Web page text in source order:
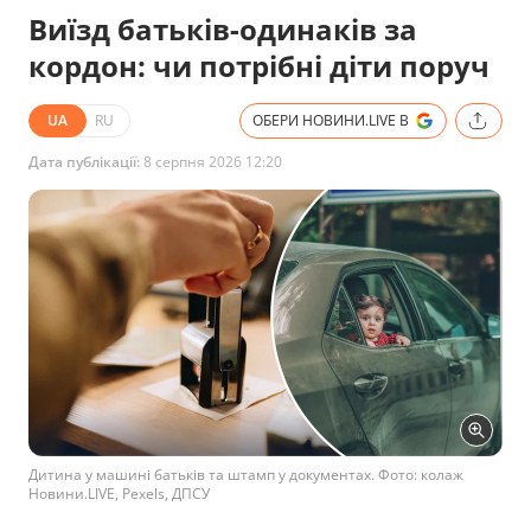
Виїзд батьків-одинаків за
кордон: чи потрібні діти поруч
UA RU ОБЕРИ НОВИНИ.LIVE В
Дата публікації:8 серпня 2026 12:20
Дитина у машині батьків та штамп у документах. Фото: колаж
Новини.LIVE, Pexels, ДПСУ